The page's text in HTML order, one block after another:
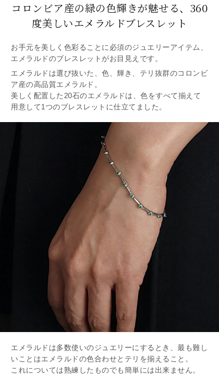
コロンビア産の緑の色輝きが魅せる、 360
度美しいエメラルドブレスレット
お手元を美しく色彩ることに必須のジュエリーアイテム、
エメラルドのブレスレットがお目見えです。
エメラルドは選び抜いた、色、輝き、テリ抜群のコロンビ
ア産の高品質エメラルド。
美しく配置した20石のエメラルドは、色をすべて揃えて
用意して1つのブレスレットに仕立てました。
エメラルドは多数使いのジュエリーにするとき、最も難し
いことはエメラルドの色合わせとテリを揃えること。
これについては熟練したものでも簡単には出来ません。